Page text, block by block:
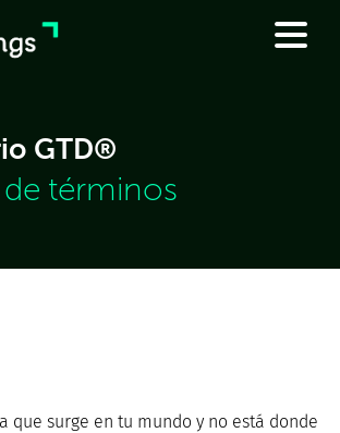
GTD®
términos
que surge en tu mundo y no está donde